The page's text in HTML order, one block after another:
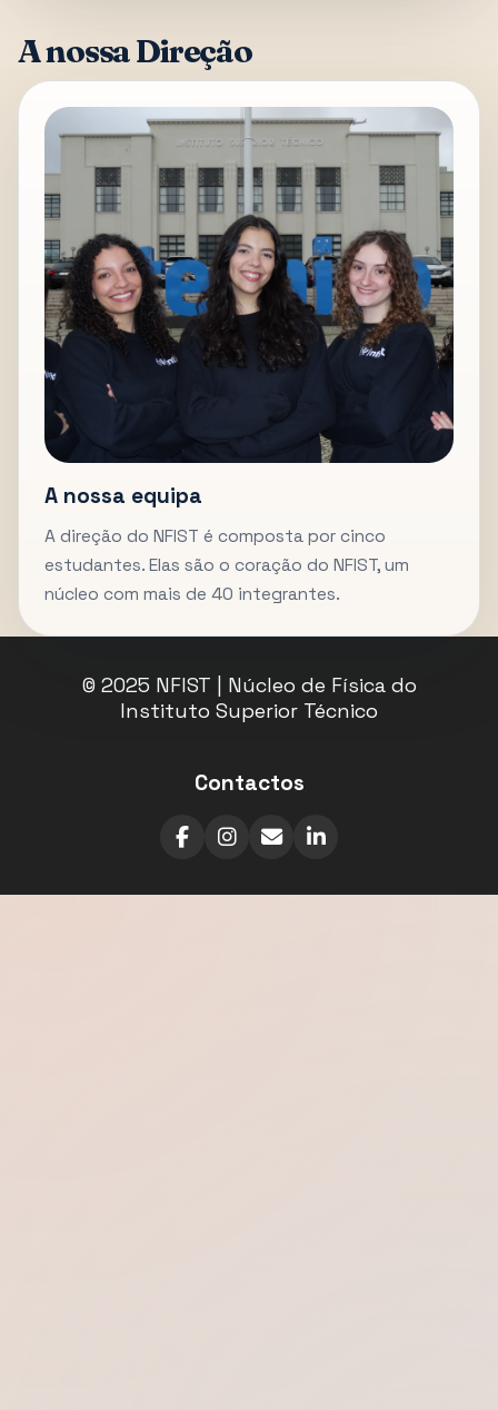
A nossa Direção
A nossa equipa
A direção do NFIST é composta por cinco
estudantes. Elas são o coração do NFIST, um
núcleo com mais de 40 integrantes.
© 2025 NFIST | Núcleo de Física do
Instituto Superior Técnico
Contactos